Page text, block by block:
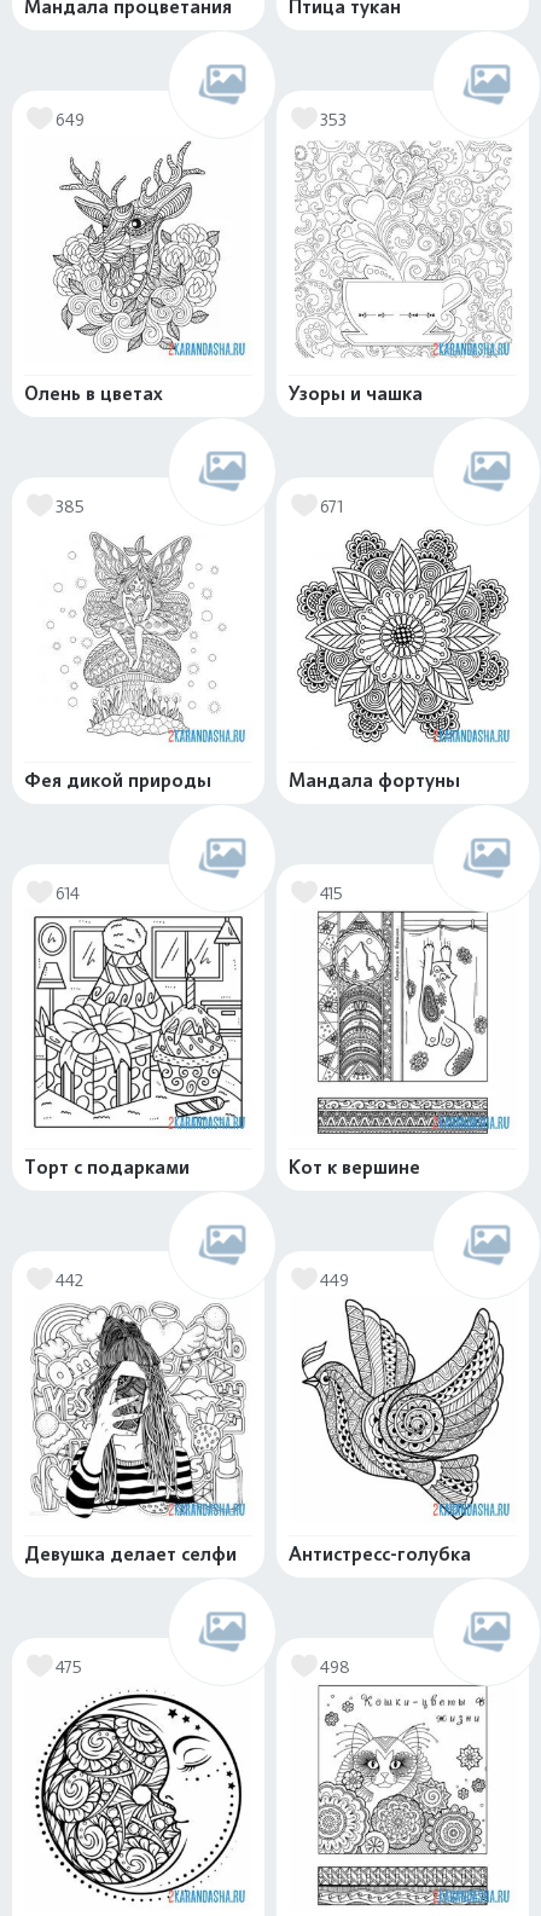
Мандала процветания Птица тукан
649
Олень в цветах
353
Узоры и чашка
385
Фея дикой природы
671
Мандала фортуны
614
Торт с подарками
415
Кот к вершине
442
Девушка делает селфи
449
Антистресс-голубка
475 498